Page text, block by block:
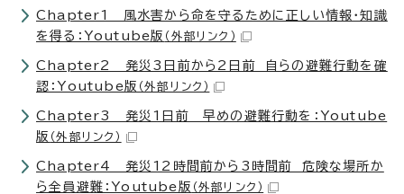
Chapter1 風水害から命を守るために正しい情報・知識
を得る：Youtube版 （外部リンク）
Chapter2 発災3日前から2日前 自らの避難行動を確
認：Youtube版 （外部リンク）
Chapter3 発災1日前 早めの避難行動を：Youtube
版 （外部リンク）
Chapter4 発災12時間前から3時間前 危険な場所か
ら全員避難：Youtube版 （外部リンク）